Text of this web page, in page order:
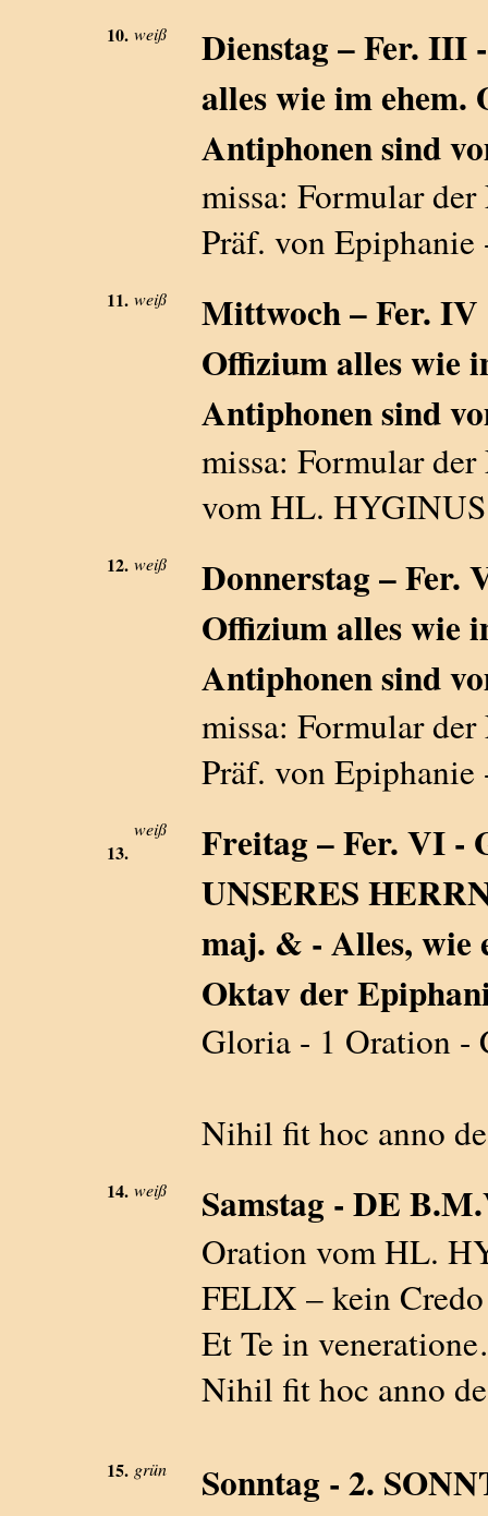
10. weiß
Dienstag – Fer. III
alles wie im
Antiphonen sind
missa: Formular
Präf. von Epiphanie
11. weiß
Mittwoch – Fer. IV
Offizium alles wie
Antiphonen sind
missa: Formular
vom HL.
12. weiß
Donnerstag – Fer.
Offizium alles wie
Antiphonen sind
missa: Formular
Präf. von Epiphanie
13.
weiß
Freitag – Fer. VI -
UNSERES
maj. & - Alles, wie
Oktav der
Gloria - 1 Oration -
Nihil fit hoc anno
14. weiß Samstag - DE
Oration vom HL.
FELIX – kein
Et Te in
Nihil fit hoc anno
15. grün
Sonntag - 2.